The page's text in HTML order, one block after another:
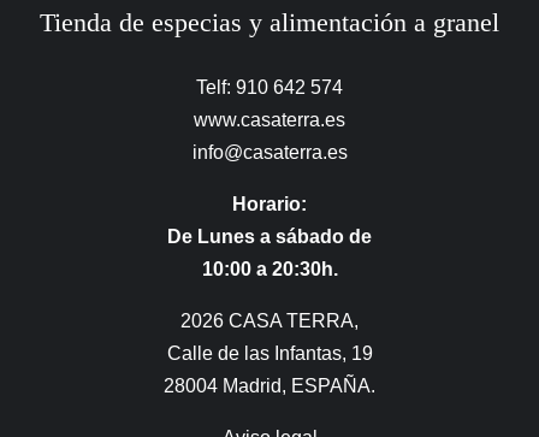
Tienda de especias y alimentación a granel
Telf: 910 642 574
www.casaterra.es
info@casaterra.es
Horario:
De Lunes a sábado de
10:00 a 20:30h.
2026 CASA TERRA,
Calle de las Infantas, 19
28004 Madrid, ESPAÑA.